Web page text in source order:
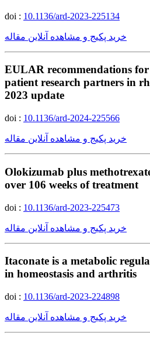
doi : 10.1136/ard-2023-225134
خرید پکیج و مشاهده آنلاین مقاله
EULAR recommendations
patient research partners in
2023 update
doi : 10.1136/ard-2024-225566
خرید پکیج و مشاهده آنلاین مقاله
Olokizumab plus
over 106 weeks of treatment
doi : 10.1136/ard-2023-225473
خرید پکیج و مشاهده آنلاین مقاله
Itaconate is a metabolic
in homeostasis and arthritis
doi : 10.1136/ard-2023-224898
خرید پکیج و مشاهده آنلاین مقاله